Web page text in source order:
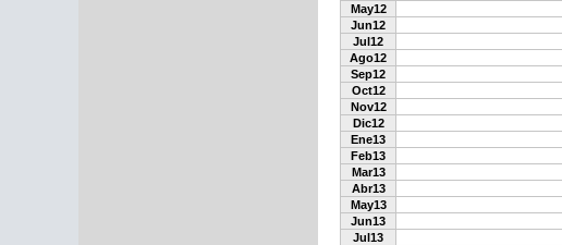
May12
Jun12
Jul12
Ago12
Sep12
Oct12
Nov12
Dic12
Ene13
Feb13
Mar13
Abr13
May13
Jun13
Jul13